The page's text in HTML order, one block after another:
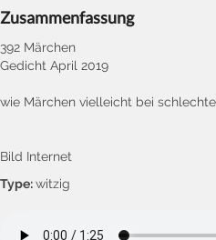
Zusammenfassung
392 Märchen
Gedicht April 2019
wie Märchen vielleicht bei
Bild Internet
Type:witzig